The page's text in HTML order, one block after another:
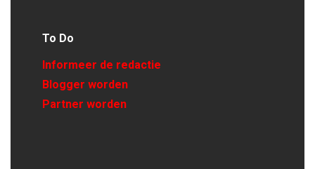
To Do
Informeer de redactie
Blogger worden
Partner worden